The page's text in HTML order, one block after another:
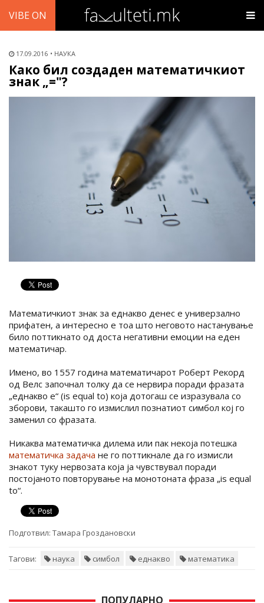
VIBE ON
17.09.2016 НАУКА
Како бил создаден математичкиот
знак „="?
Математичкиот знак за еднакво денес е универзално
прифатен, а интересно е тоа што неговото настанување
било поттикнато од доста негативни емоции на еден
математичар.
Имено, во 1557 година математичарот Роберт Рекорд
од Велс започнал толку да се нервира поради фразата
„еднакво е“ (is equal to) која дотогаш се изразувала со
зборови, такашто го измислил познатиот симбол кој го
заменил со фразата.
Никаква математичка дилема или пак некоја потешка
математичка задача не го поттикнале да го измисли
знакот туку нервозата која ја чувствувал поради
постојаното повторување на монотоната фраза „is equal
to“.
Подготвил: Тамара Гроздановски
Тагови: наука симбол еднакво математика
ПОПУЛАРНО